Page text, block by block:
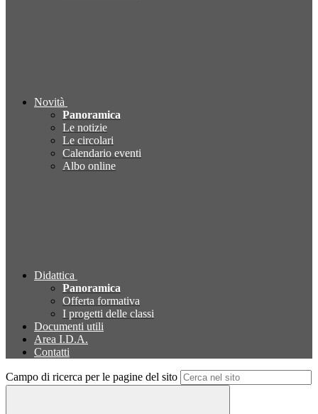
Novità
Panoramica
Le notizie
Le circolari
Calendario eventi
Albo online
Didattica
Panoramica
Offerta formativa
I progetti delle classi
Documenti utili
Area I.D.A.
Contatti
Campo di ricerca per le pagine del sito